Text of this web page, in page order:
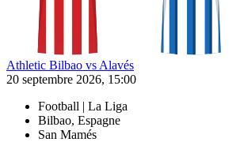
Athletic Bilbao vs Alavés
20 septembre 2026, 15:00
Football | La Liga
Bilbao, Espagne
San Mamés